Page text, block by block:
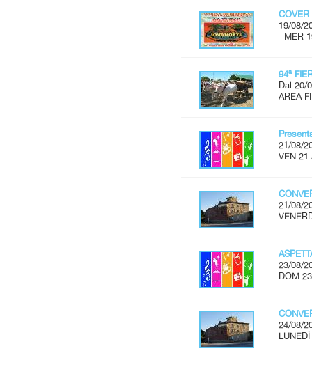
COVER
19/08/
MER
94ª
Dal 20/
AREA
21/08/
VEN 21
21/08/
23/08/
DOM
24/08/